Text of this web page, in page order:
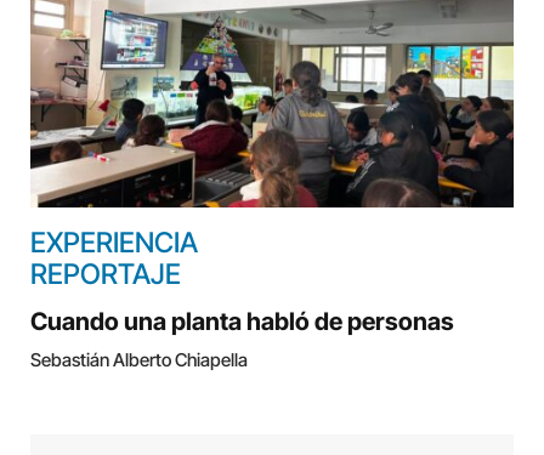
EXPERIENCIA
REPORTAJE
Cuando una planta habló de personas
Sebastián Alberto Chiapella